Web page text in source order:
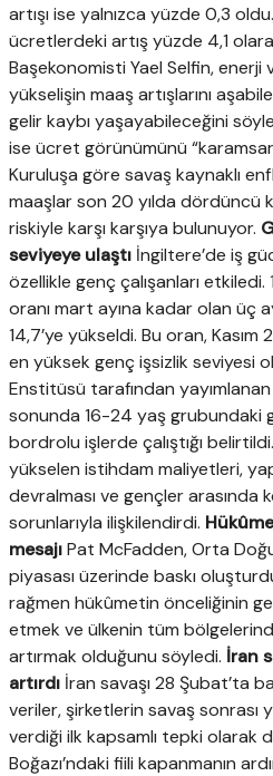
artışı ise yalnızca yüzde 0,3
ücretlerdeki artış yüzde 4,1
Başekonomisti Yael Selfin, enerji
yükselişin maaş artışlarını
gelir kaybı yaşayabileceğini
ise ücret görünümünü
Kuruluşa göre savaş kaynaklı
maaşlar son 20 yılda dördüncü
riskiyle karşı karşıya bulunuyor.
seviyeye ulaştı İngiltere’de iş
özellikle genç çalışanları
oranı mart ayına kadar olan üç
14,7’ye yükseldi. Bu oran,
en yüksek genç işsizlik seviyesi
Enstitüsü tarafından
sonunda 16-24 yaş grubundaki
bordrolu işlerde çalıştığı
yükselen istihdam maliyetleri,
devralması ve gençler arasında
sorunlarıyla ilişkilendirdi.
mesajıPat McFadden, Orta
piyasası üzerinde baskı
rağmen hükûmetin önceliğinin
etmek ve ülkenin tüm
artırmak olduğunu söyledi. İran
artırdı İran savaşı 28 Şubat’ta
veriler, şirketlerin savaş sonrası
verdiği ilk kapsamlı tepki olarak
Boğazı’ndaki fiili kapanmanın